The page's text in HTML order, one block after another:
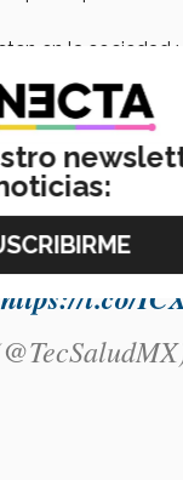
en la sociedad
y
https://t.co/